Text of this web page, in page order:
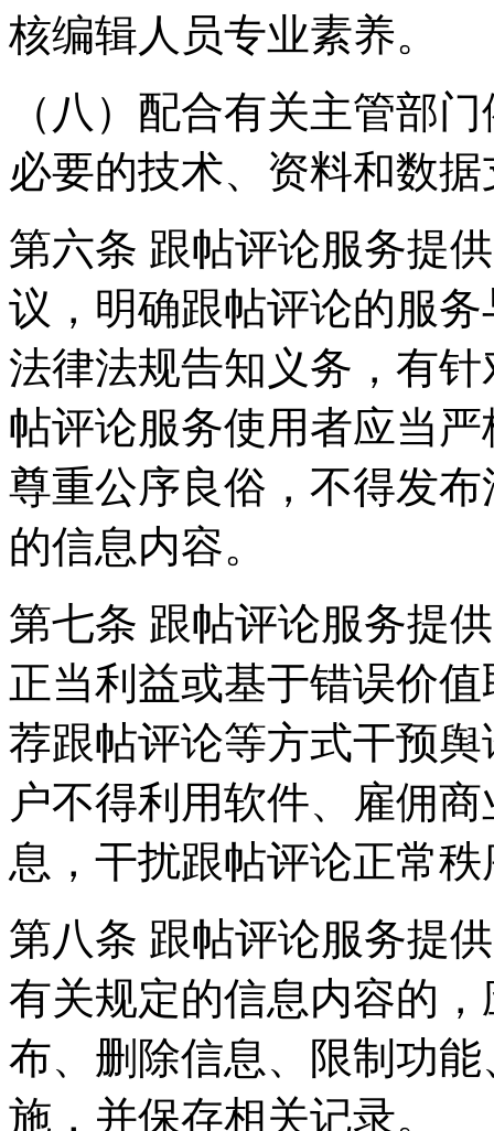
核编辑人员专业素养。
（八）配合有关主管部
必要的技术、资料和数
第六条 跟帖评论服务提
议，明确跟帖评论的服
法律法规告知义务，有
帖评论服务使用者应当
尊重公序良俗，不得发
的信息内容。
第七条 跟帖评论服务提
正当利益或基于错误价
荐跟帖评论等方式干预
户不得利用软件、雇佣
息，干扰跟帖评论正常
第八条 跟帖评论服务提
有关规定的信息内容的
布、删除信息、限制功
施，并保存相关记录。